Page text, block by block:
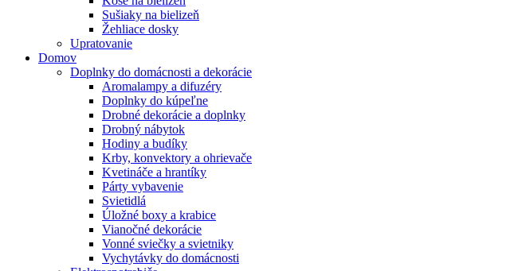
Sušiaky na bielizeň
Žehliace dosky
Upratovanie
Domov
Doplnky do domácnosti a dekorácie
Aromalampy a difuzéry
Doplnky do kúpeľne
Drobné dekorácie a doplnky
Drobný nábytok
Hodiny a budíky
Krby, konvektory a ohrievače
Kvetináče a hrantíky
Párty vybavenie
Svietidlá
Úložné boxy a krabice
Vianočné dekorácie
Vonné sviečky a svietniky
Vychytávky do domácnosti